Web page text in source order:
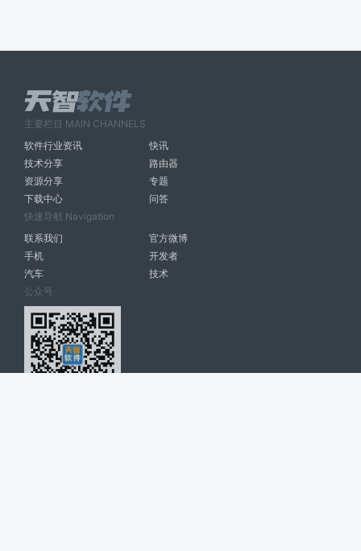
主要栏目 MAIN CHANNELS
软件行业资讯
快讯
技术分享
路由器
资源分享
专题
下载中心
问答
快速导航 Navigation
联系我们
官方微博
手机
开发者
汽车
技术
公众号